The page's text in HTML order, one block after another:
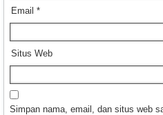
Email *
Situs Web
Simpan nama, email, dan situs web